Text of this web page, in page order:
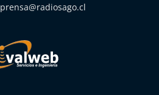
prensa@radiosago.cl